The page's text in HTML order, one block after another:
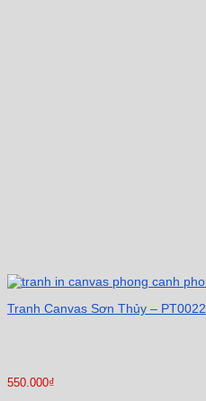
Tranh Canvas Sơn Thủy – PT0022
550.000₫